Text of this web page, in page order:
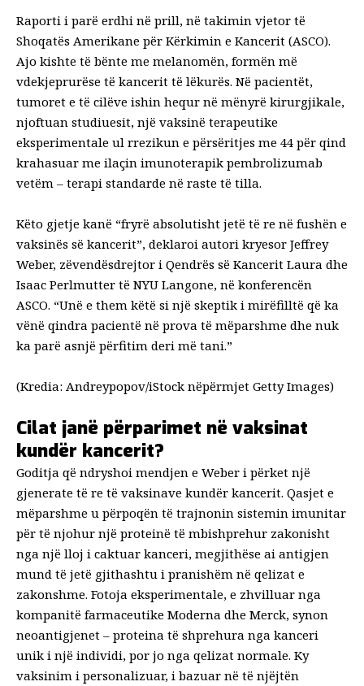
Raporti i parë erdhi në prill, në takimin vjetor të
Shoqatës Amerikane për Kërkimin e Kancerit (ASCO).
Ajo kishte të bënte me melanomën, formën më
vdekjeprurëse të kancerit të lëkurës. Në pacientët,
tumoret e të cilëve ishin hequr në mënyrë kirurgjikale,
njoftuan studiuesit, një vaksinë terapeutike
eksperimentale ul rrezikun e përsëritjes me 44 për qind
krahasuar me ilaçin imunoterapik pembrolizumab
vetëm – terapi standarde në raste të tilla.
Këto gjetje kanë “fryrë absolutisht jetë të re në fushën e
vaksinës së kancerit”, deklaroi autori kryesor Jeffrey
Weber, zëvendësdrejtor i Qendrës së Kancerit Laura dhe
Isaac Perlmutter të NYU Langone, në konferencën
ASCO. “Unë e them këtë si një skeptik i mirëfilltë që ka
vënë qindra pacientë në prova të mëparshme dhe nuk
ka parë asnjë përfitim deri më tani.”
(Kredia: Andreypopov/iStock nëpërmjet Getty Images)
Cilat janë përparimet në vaksinat
kundër kancerit?
Goditja që ndryshoi mendjen e Weber i përket një
gjenerate të re të vaksinave kundër kancerit. Qasjet e
mëparshme u përpoqën të trajnonin sistemin imunitar
për të njohur një proteinë të mbishprehur zakonisht
nga një lloj i caktuar kanceri, megjithëse ai antigjen
mund të jetë gjithashtu i pranishëm në qelizat e
zakonshme. Fotoja eksperimentale, e zhvilluar nga
kompanitë farmaceutike Moderna dhe Merck, synon
neoantigjenet – proteina të shprehura nga kanceri
unik i një individi, por jo nga qelizat normale. Ky
vaksinim i personalizuar, i bazuar në të njëjtën